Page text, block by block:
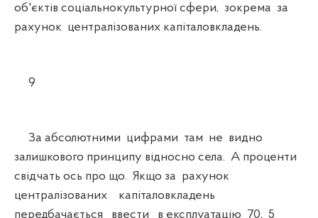
об'єктів соціальнокультурної сфери, зокрема за
рахунок централізованих капіталовкладень.
9
За абсолютними цифрами там не видно
залишкового принципу відносно села. А проценти
свідчать ось про що. Якщо за рахунок
централізованих капіталовкладень
передбачається ввести в експлуатацію 70, 5